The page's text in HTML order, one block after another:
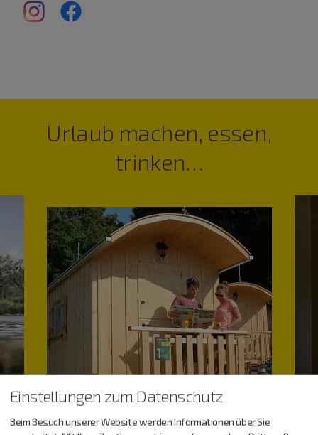
Urlaub machen, essen,
trinken…
Einstellungen zum Datenschutz
Beim Besuch unserer Website werden Informationen über Sie